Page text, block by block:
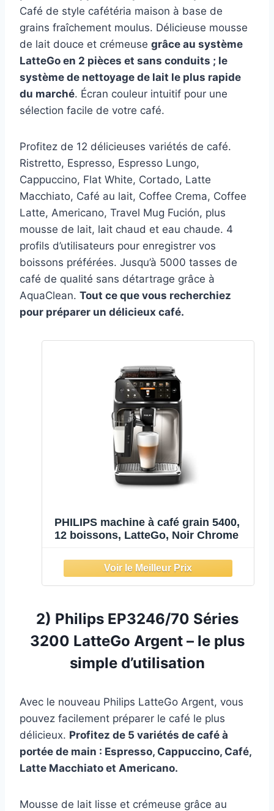
Café de style cafétéria maison à base de
grains fraîchement moulus. Délicieuse mousse
de lait douce et crémeuse grâce au système
LatteGo en 2 pièces et sans conduits ; le
système de nettoyage de lait le plus rapide
du marché. Écran couleur intuitif pour une
sélection facile de votre café.
Profitez de 12 délicieuses variétés de café.
Ristretto, Espresso, Espresso Lungo,
Cappuccino, Flat White, Cortado, Latte
Macchiato, Café au lait, Coffee Crema, Coffee
Latte, Americano, Travel Mug Fución, plus
mousse de lait, lait chaud et eau chaude. 4
profils d’utilisateurs pour enregistrer vos
boissons préférées. Jusqu’à 5000 tasses de
café de qualité sans détartrage grâce à
AquaClean. Tout ce que vous recherchiez
pour préparer un délicieux café.
PHILIPS machine à café grain 5400,
12 boissons, LatteGo, Noir Chrome
2) Philips EP3246/70 Séries
3200 LatteGo Argent – le plus
simple d’utilisation
Avec le nouveau Philips LatteGo Argent, vous
pouvez facilement préparer le café le plus
délicieux. Profitez de 5 variétés de café à
portée de main : Espresso, Cappuccino, Café,
Latte Macchiato et Americano.
Mousse de lait lisse et crémeuse grâce au